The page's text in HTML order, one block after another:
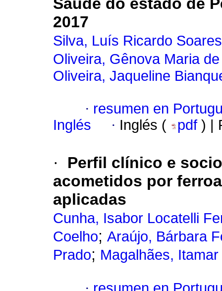
Saúde do estado de
2017
Silva, Luís Ricardo
Oliveira, Gênova Maria
Oliveira, Jaqueline
· resumen en
Inglés
· Inglés ( pdf ) |
·
Perfil clínico e
acometidos por
aplicadas
Cunha, Isabor Locatelli
Coelho; Araújo, Bárbara
Prado; Magalhães,